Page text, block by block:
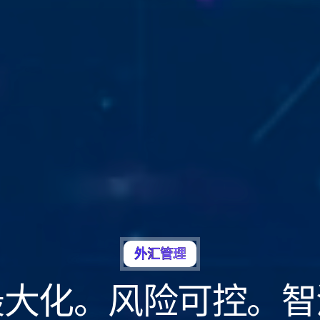
外汇管理
化。风险可控。